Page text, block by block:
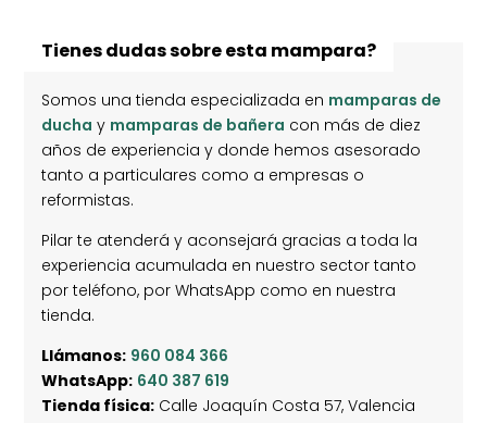
Tienes dudas sobre esta mampara?
Somos una tienda especializada en mamparas de
ducha y mamparas de bañera con más de diez
años de experiencia y donde hemos asesorado
tanto a particulares como a empresas o
reformistas.
Pilar te atenderá y aconsejará gracias a toda la
experiencia acumulada en nuestro sector tanto
por teléfono, por WhatsApp como en nuestra
tienda.
Llámanos: 960 084 366
WhatsApp: 640 387 619
Tienda física: Calle Joaquín Costa 57, Valencia